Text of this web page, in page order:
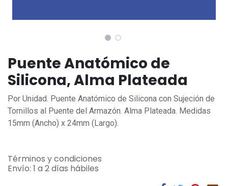
Puente Anatómico de
Silicona, Alma Plateada
Por Unidad. Puente Anatómico de Silicona con Sujeción de
Tornillos al Puente del Armazón. Alma Plateada. Medidas
15mm (Ancho) x 24mm (Largo).
Términos y condiciones
Envío: 1 a 2 días hábiles